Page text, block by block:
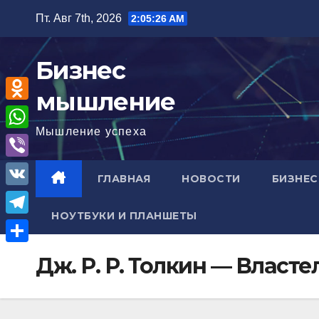
содержимому
Пт. Авг 7th, 2026 2:05:27 AM
Бизнес
мышление
Мышление успеха
ГЛАВНАЯ НОВОСТИ
НОУТБУКИ И ПЛАНШЕТЫ
Дж. Р. Р. Толкин —
O
d
n
o
k
l
W
h
a
s
p
V
i
b
e
V
K
T
п